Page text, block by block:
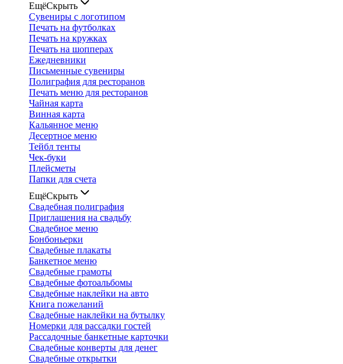
ЕщёСкрыть
Сувениры с логотипом
Печать на футболках
Печать на кружках
Печать на шопперах
Ежедневники
Письменные сувениры
Полиграфия для ресторанов
Печать меню для ресторанов
Чайная карта
Винная карта
Кальянное меню
Десертное меню
Тейбл тенты
Чек-буки
Плейсметы
Папки для счета
ЕщёСкрыть
Свадебная полиграфия
Приглашения на свадьбу
Свадебное меню
Бонбоньерки
Свадебные плакаты
Банкетное меню
Свадебные грамоты
Свадебные фотоальбомы
Свадебные наклейки на авто
Книга пожеланий
Свадебные наклейки на бутылку
Номерки для рассадки гостей
Рассадочные банкетные карточки
Свадебные конверты для денег
Свадебные открытки